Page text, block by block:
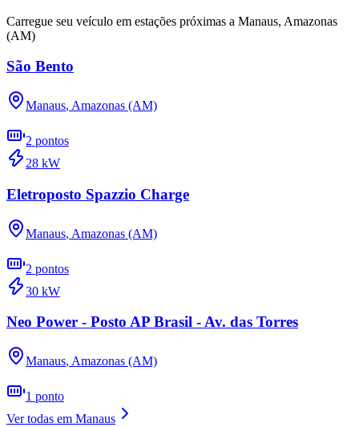
Carregue seu veículo em estações próximas a Manaus, Amazonas
(AM)
São Bento
Manaus, Amazonas (AM)
2 pontos
28 kW
Eletroposto Spazzio Charge
Manaus, Amazonas (AM)
2 pontos
30 kW
Neo Power - Posto AP Brasil - Av. das Torres
Manaus, Amazonas (AM)
1 ponto
Ver todas em Manaus